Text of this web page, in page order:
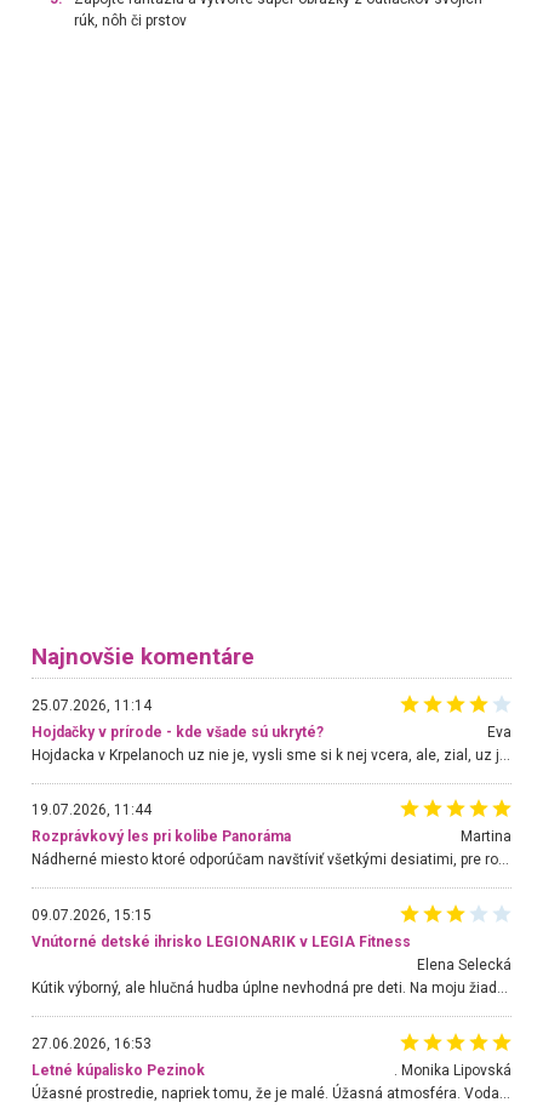
rúk, nôh či prstov
Najnovšie komentáre
25.07.2026, 11:14
Hojdačky v prírode - kde všade sú ukryté?
Eva
19.07.2026, 11:44
Rozprávkový les pri kolibe Panoráma
Martina
Nádherné miesto ktoré odporúčam navštíviť všetkými desiatimi, pre rodiny s deťmi, dôchodcom... Proste a jednoducho ozaj rozprávkový les.. určite ešte prídeme. Odniesli sme si na pamiatku krásne tričká,
09.07.2026, 15:15
Vnútorné detské ihrisko LEGIONARIK v LEGIA Fitness
Elena Selecká
Kútik výborný, ale hlučná hudba úplne nevhodná pre deti. Na moju žiadosť o aspoň sušenie nereagovali.
27.06.2026, 16:53
Letné kúpalisko Pezinok
. Monika Lipovská